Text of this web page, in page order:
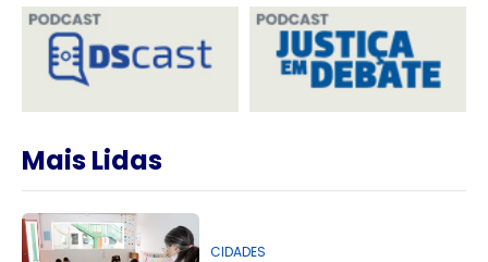
Mais Lidas
CIDADES